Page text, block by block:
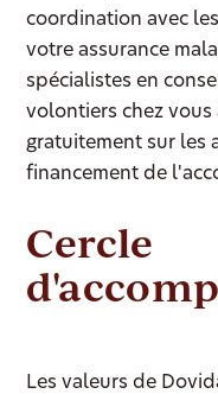
coordination avec
votre assurance
spécialistes en
volontiers chez
gratuitement sur les
financement de
Cercle
Les valeurs de